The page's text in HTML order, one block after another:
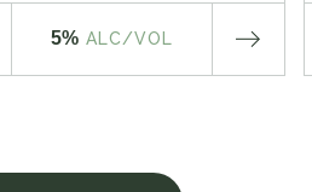
5% ALC/VOL